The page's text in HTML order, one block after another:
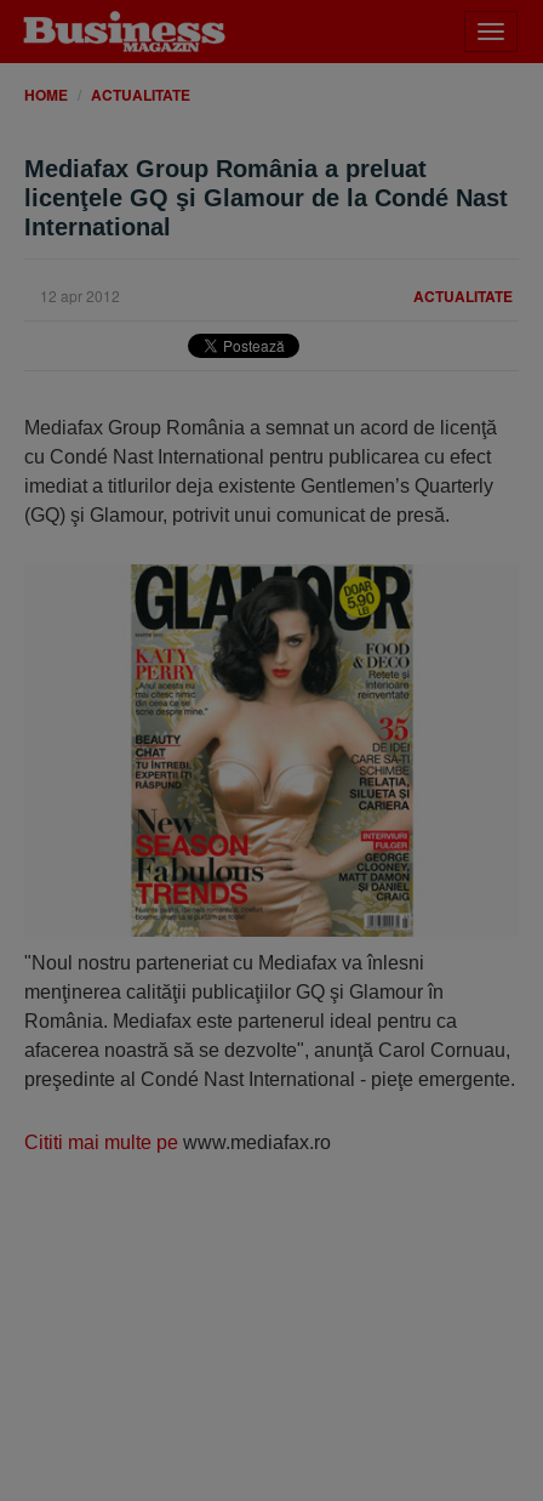
meniu
HOME ACTUALITATE
Mediafax Group România a preluat
licenţele GQ şi Glamour de la Condé Nast
International
ACTUALITATE
12 apr 2012
Mediafax Group România a semnat un acord de licenţă
cu Condé Nast International pentru publicarea cu efect
imediat a titlurilor deja existente Gentlemen’s Quarterly
(GQ) şi Glamour, potrivit unui comunicat de presă.
"Noul nostru parteneriat cu Mediafax va înlesni
menţinerea calităţii publicaţiilor GQ şi Glamour în
România. Mediafax este partenerul ideal pentru ca
afacerea noastră să se dezvolte", anunţă Carol Cornuau,
preşedinte al Condé Nast International - pieţe emergente.
Cititi mai multe pe www.mediafax.ro